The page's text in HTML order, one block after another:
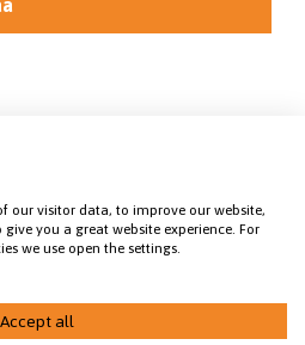
our visitor data, to improve our website,
you a great website experience. For
we use open the settings.
Accept all